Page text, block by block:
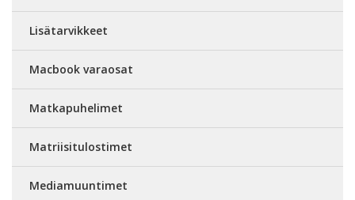
Lisätarvikkeet
Macbook varaosat
Matkapuhelimet
Matriisitulostimet
Mediamuuntimet